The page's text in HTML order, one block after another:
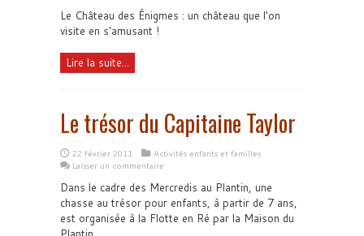
Le Château des Énigmes : un château que l'on
visite en s'amusant !
Lire la suite...
Le trésor du Capitaine Taylor
22 février 2011
Activités enfants et familles
Laisser un commentaire
Dans le cadre des Mercredis au Plantin, une
chasse au trésor pour enfants, à partir de 7 ans,
est organisée à la Flotte en Ré par la Maison du